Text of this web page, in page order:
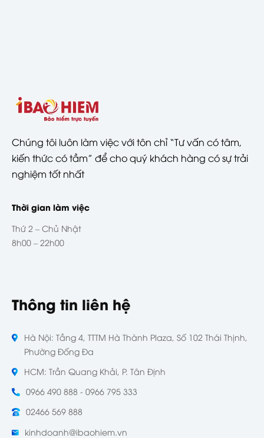
Chúng tôi luôn làm việc với tôn chỉ “Tư vấn có tâm,
kiến thức có tầm” để cho quý khách hàng có sự trải
nghiệm tốt nhất
Thời gian làm việc
Thứ 2 – Chủ Nhật
8h00 – 22h00
Thông tin liên hệ
Hà Nội: Tầng 4, TTTM Hà Thành Plaza, Số 102 Thái Thịnh,
Phường Đống Đa
HCM: Trần Quang Khải, P. Tân Định
0966 490 888 - 0966 795 333
02466 569 888
kinhdoanh@ibaohiem.vn